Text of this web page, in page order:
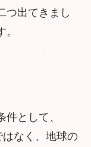
つ出てきまし
として、
はなく、地球の